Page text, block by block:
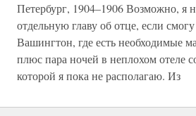
Петербург, 1904–1906 Возможно, я
отдельную главу об отце, если
Вашингтон, где есть необходимые
плюс пара ночей в неплохом отеле
которой я пока не располагаю. Из